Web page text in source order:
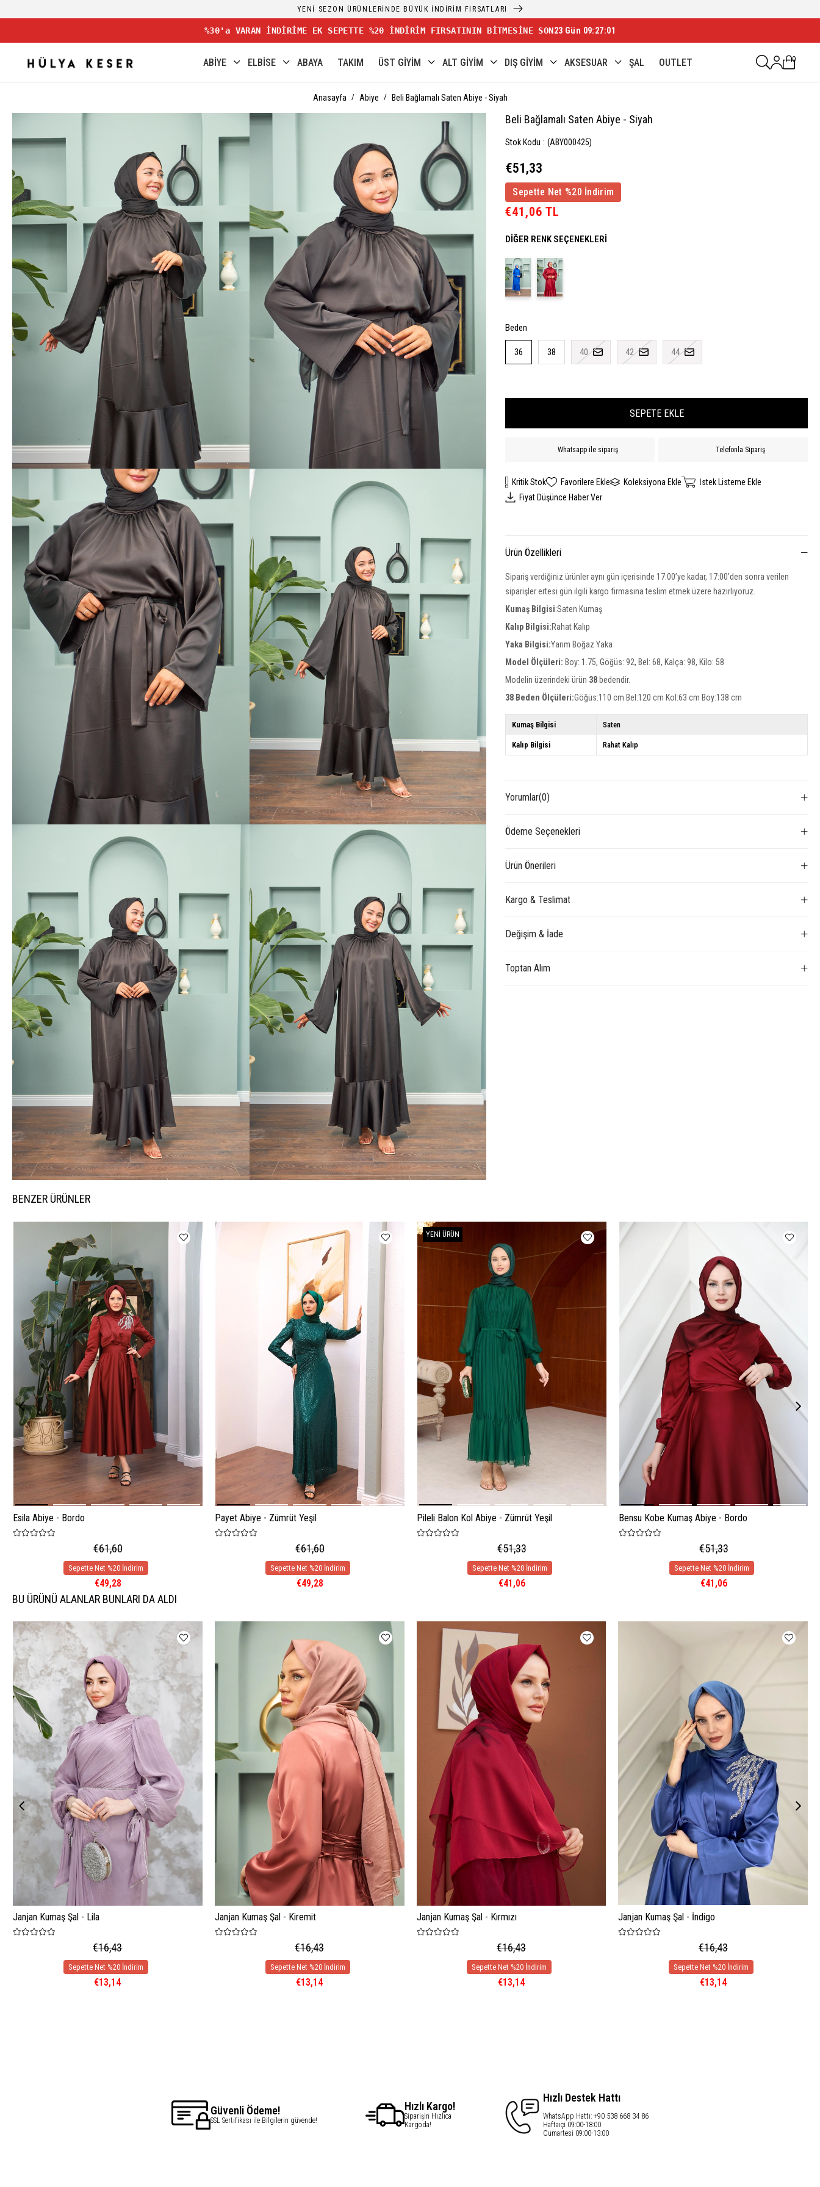
YENİ SEZON ÜRÜNLERİNDE BÜYÜK İNDİRİM FIRSATLARI
%30'a VARAN İNDİRİME EK SEPETTE %20 İNDİRİM FIRSATININ BİTMESİNE SON23 Gün 09:26:59
ABİYE ELBİSE ABAYA TAKIM ÜST GİYİM ALT GİYİM DIŞ GİYİM AKSESUAR ŞAL OUTLET 0
Anasayfa Abiye Beli Bağlamalı Saten Abiye - Siyah
Beli Bağlamalı Saten Abiye - Siyah
Stok Kodu (ABY000425)
€51,33
Sepette Net %20 İndirim
€41,06 TL
DIĞER RENK SEÇENEKLERI
Beden
36 38 40 42 44
Whatsapp ile sipariş Telefonla Sipariş
Kritik Stok Favorilere Ekle Koleksiyona Ekle
İstek Listeme Ekle
Fiyat Düşünce Haber Ver
Ürün Özellikleri
Sipariş verdiğiniz ürünler aynı gün içerisinde 17:00’ye kadar, 17:00’den sonra verilen
siparişler ertesi gün ilgili kargo firmasına teslim etmek üzere hazırlıyoruz.
Kumaş Bilgisi:Saten Kumaş
Kalıp Bilgisi:Rahat Kalıp
Yaka Bilgisi:Yarım Boğaz Yaka
Model Ölçüleri: Boy: 1.75, Göğüs: 92, Bel: 68, Kalça: 98, Kilo: 58
Modelin üzerindeki ürün 38 bedendir.
38 Beden Ölçüleri:Göğüs:110 cm Bel:120 cm Kol:63 cm Boy:138 cm
Kumaş Bilgisi Saten
Kalıp Bilgisi Rahat Kalıp
Yorumlar(0)
Ödeme Seçenekleri
Ürün Önerileri
Kargo & Teslimat
Değişim & İade
Toptan Alım
BENZER ÜRÜNLER
Esila Abiye - Bordo
€61,60
€49,28
Payet Abiye - Zümrüt Yeşil
€61,60
€49,28
Pileli Balon Kol Abiye - Zümrüt Yeşil
€51,33
€41,06
YENI ÜRÜN
Bensu Kobe Kumaş Abiye - Bordo
€51,33
€41,06
BU ÜRÜNÜ ALANLAR BUNLARI DA ALDI
Janjan Kumaş Şal - Lila
€16,43
€13,14
Janjan Kumaş Şal - Kiremit
€16,43
€13,14
Janjan Kumaş Şal - Kırmızı
€16,43
€13,14
Janjan Kumaş Şal - İndigo
€16,43
€13,14
Güvenli Ödeme!
SSL Sertifikası ile Bilgilerin güvende!
Hızlı Kargo!
Siparişin Hızlıca
Kargoda!
Hızlı Destek Hattı
WhatsApp Hattı: +90 538 668 34 86
Haftaiçi 09:00-18:00
Cumartesi 09:00-13:00